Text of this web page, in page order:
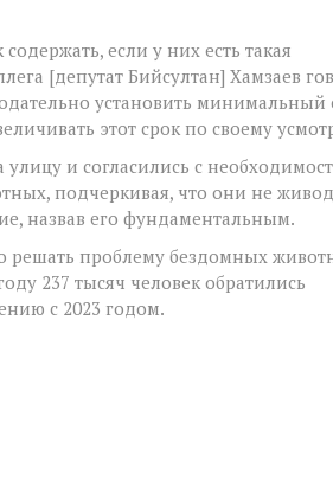
если у них есть такая
[депутат Бийсултан] Хамзаев
установить минимальный
этот срок по своему
и согласились с
подчеркивая, что они не
назвав его фундаментальным.
решать проблему бездомных
237 тысяч человек обратились
с 2023 годом.